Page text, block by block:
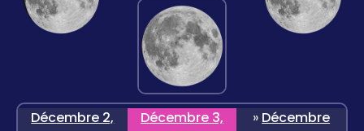
Décembre 2,
Décembre 3,
» Décembre